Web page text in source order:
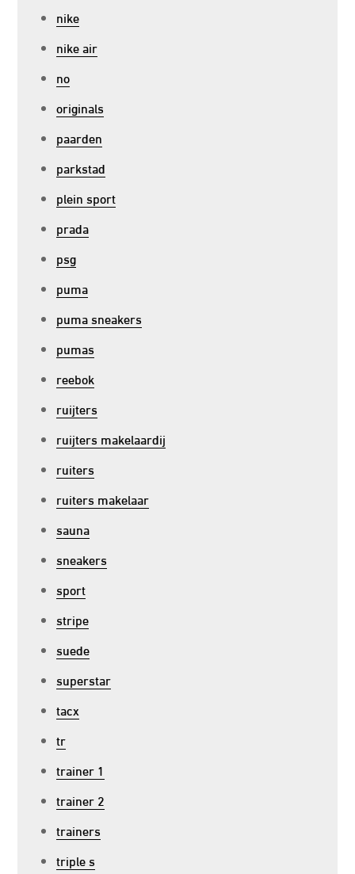
nike
nike air
no
originals
paarden
parkstad
plein sport
prada
psg
puma
puma sneakers
pumas
reebok
ruijters
ruijters makelaardij
ruiters
ruiters makelaar
sauna
sneakers
sport
stripe
suede
superstar
tacx
tr
trainer 1
trainer 2
trainers
triple s